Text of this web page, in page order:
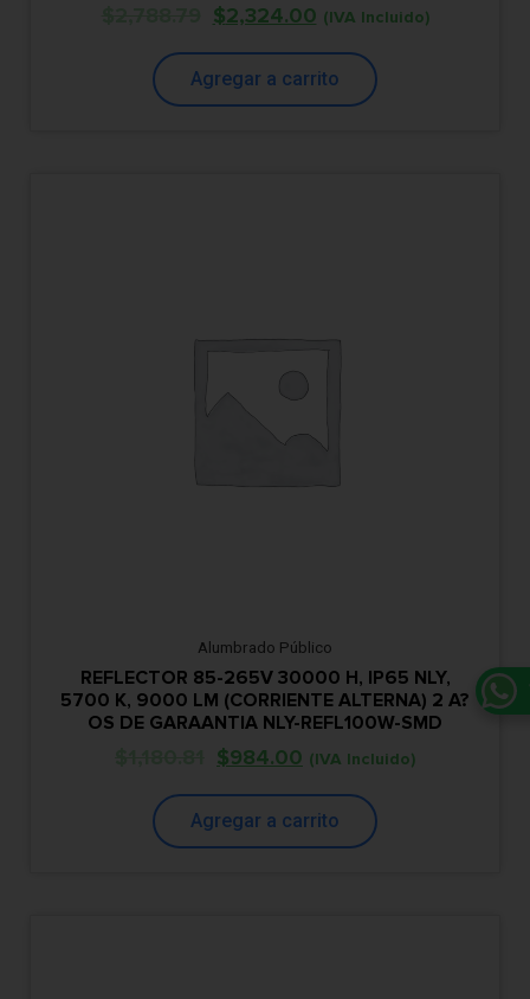
$2,324.00 (IVA Incluido)
Agregar a carrito
Alumbrado Público
REFLECTOR 85-265V 30000 H, IP65 NLY,
5700 K, 9000 LM (CORRIENTE ALTERNA) 2 A?
OS DE GARAANTIA NLY-REFL100W-SMD
$984.00 (IVA Incluido)
Agregar a carrito